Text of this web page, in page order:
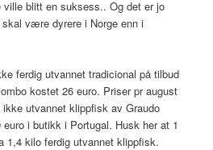
blitt en suksess.. Og det er jo
være dyrere i Norge enn i
ferdig utvannet tradicional på tilbud
kostet 26 euro. Priser pr august
utvannet klippfisk av Graudo
i butikk i Portugal. Husk her at 1
1,4 kilo ferdig utvannet klippfisk.